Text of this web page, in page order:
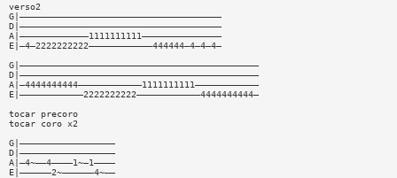
verso2
G|——————————————————————————————————————
D|——————————————————————————————————————
A|—————————————1111111111———————————————
E|—4—2222222222————————————444444—4—4—4—
G|—————————————————————————————————————————————
D|—————————————————————————————————————————————
A|—4444444444————————————1111111111————————————
E|————————————2222222222————————————4444444444—
tocar precoro
tocar coro x2
G|——————————————————
D|——————————————————
A|—4~——4————1~—1————
E|——————2~——————4~——